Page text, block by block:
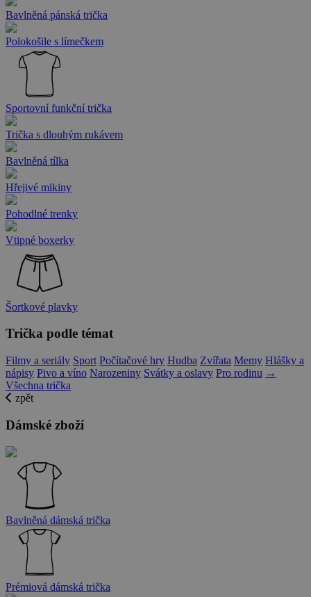
Bavlněná pánská trička
Polokošile s límečkem
Sportovní funkční trička
Trička s dlouhým rukávem
Bavlněná tílka
Hřejivé mikiny
Pohodlné trenky
Vtipné boxerky
Šortkové plavky
Trička podle témat
Filmy a seriály Sport Počítačové hry Hudba Zvířata Memy Hlášky a
nápisy Pivo a víno Narozeniny Svátky a oslavy Pro rodinu →
Všechna trička
zpět
Dámské zboží
Bavlněná dámská trička
Prémiová dámská trička